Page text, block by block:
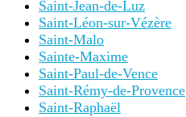
Saint-Jean-de-Luz
Saint-Léon-sur-Vézère
Saint-Malo
Sainte-Maxime
Saint-Paul-de-Vence
Saint-Rémy-de-Provence
Saint-Raphaël